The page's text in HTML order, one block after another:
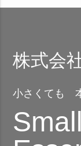
株式会
小さくても